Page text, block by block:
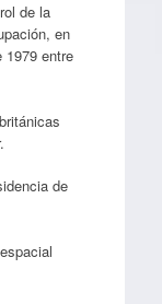
de la
en
entre
de